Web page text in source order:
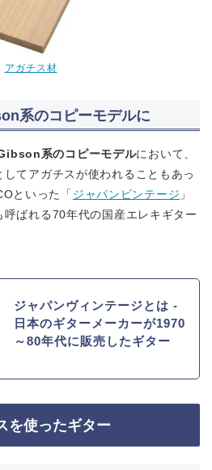
アガチス材
系のコピーモデルに
系のコピーモデルにおいて、
てアガチスが使われることもあっ
といった「 ジャパンビンテージ 」
呼ばれる70年代の国産エレキギター
ジャパンヴィンテージとは ‐
日本のギターメーカーが1970
～80年代に販売したギター
を使ったギター